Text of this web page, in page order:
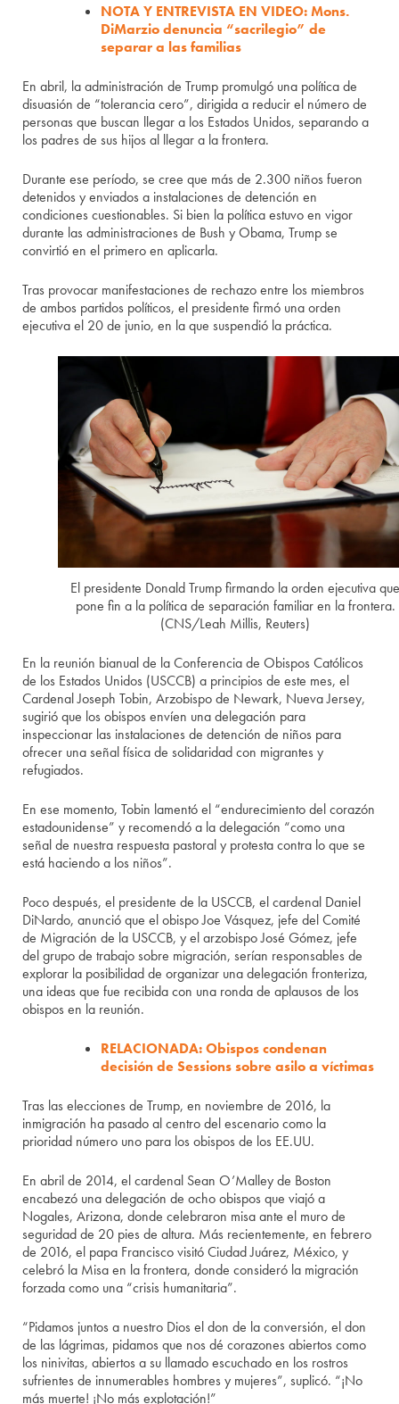
NOTA Y ENTREVISTA EN VIDEO: Mons.
DiMarzio denuncia “sacrilegio” de
separar a las familias
En abril, la administración de Trump promulgó una política de
disuasión de “tolerancia cero”, dirigida a reducir el número de
personas que buscan llegar a los Estados Unidos, separando a
los padres de sus hijos al llegar a la frontera.
Durante ese período, se cree que más de 2.300 niños fueron
detenidos y enviados a instalaciones de detención en
condiciones cuestionables. Si bien la política estuvo en vigor
durante las administraciones de Bush y Obama, Trump se
convirtió en el primero en aplicarla.
Tras provocar manifestaciones de rechazo entre los miembros
de ambos partidos políticos, el presidente firmó una orden
ejecutiva el 20 de junio, en la que suspendió la práctica.
El presidente Donald Trump firmando la orden ejecutiva que
pone fin a la política de separación familiar en la frontera.
(CNS/Leah Millis, Reuters)
En la reunión bianual de la Conferencia de Obispos Católicos
de los Estados Unidos (USCCB) a principios de este mes, el
Cardenal Joseph Tobin, Arzobispo de Newark, Nueva Jersey,
sugirió que los obispos envíen una delegación para
inspeccionar las instalaciones de detención de niños para
ofrecer una señal física de solidaridad con migrantes y
refugiados.
En ese momento, Tobin lamentó el “endurecimiento del corazón
estadounidense” y recomendó a la delegación “como una
señal de nuestra respuesta pastoral y protesta contra lo que se
está haciendo a los niños”.
Poco después, el presidente de la USCCB, el cardenal Daniel
DiNardo, anunció que el obispo Joe Vásquez, jefe del Comité
de Migración de la USCCB, y el arzobispo José Gómez, jefe
del grupo de trabajo sobre migración, serían responsables de
explorar la posibilidad de organizar una delegación fronteriza,
una ideas que fue recibida con una ronda de aplausos de los
obispos en la reunión.
RELACIONADA: Obispos condenan
decisión de Sessions sobre asilo a víctimas
Tras las elecciones de Trump, en noviembre de 2016, la
inmigración ha pasado al centro del escenario como la
prioridad número uno para los obispos de los EE.UU.
En abril de 2014, el cardenal Sean O’Malley de Boston
encabezó una delegación de ocho obispos que viajó a
Nogales, Arizona, donde celebraron misa ante el muro de
seguridad de 20 pies de altura. Más recientemente, en febrero
de 2016, el papa Francisco visitó Ciudad Juárez, México, y
celebró la Misa en la frontera, donde consideró la migración
forzada como una “crisis humanitaria”.
“Pidamos juntos a nuestro Dios el don de la conversión, el don
de las lágrimas, pidamos que nos dé corazones abiertos como
los ninivitas, abiertos a su llamado escuchado en los rostros
sufrientes de innumerables hombres y mujeres”, suplicó. “¡No
más muerte! ¡No más explotación!”